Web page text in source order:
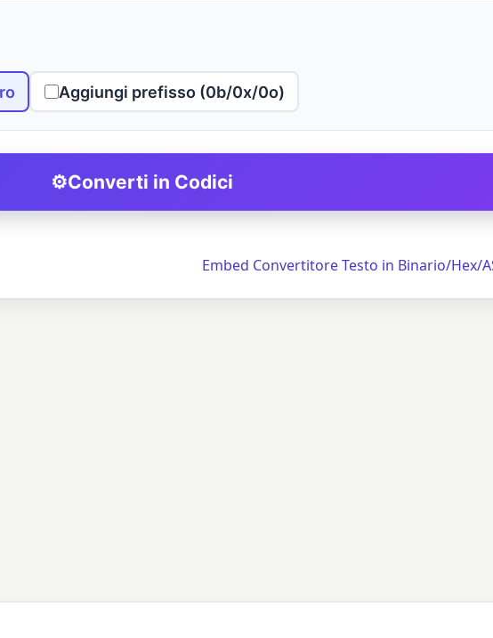
Aggiungi prefisso (0b/0x/0o)
⚙Converti in Codici
Embed Convertitore Testo in Binario/Hex/